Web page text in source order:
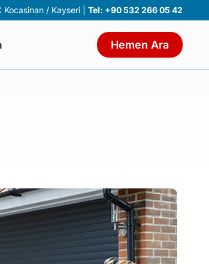
Kocasinan / Kayseri |Tel: +90 532 266 05 42
Hemen Ara